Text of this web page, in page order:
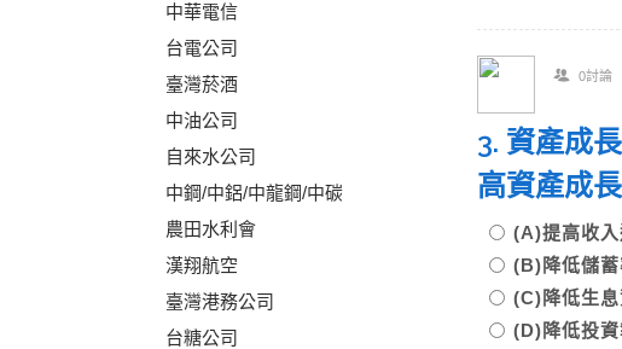
中華電信
台電公司
臺灣菸酒
中油公司
自來水公司
中鋼/中鋁/中龍鋼/中碳
農田水利會
漢翔航空
臺灣港務公司
台糖公司
0討論
3. 資產成
高資產成
(A)提高收
(B)降低儲
(C)降低生
(D)降低投